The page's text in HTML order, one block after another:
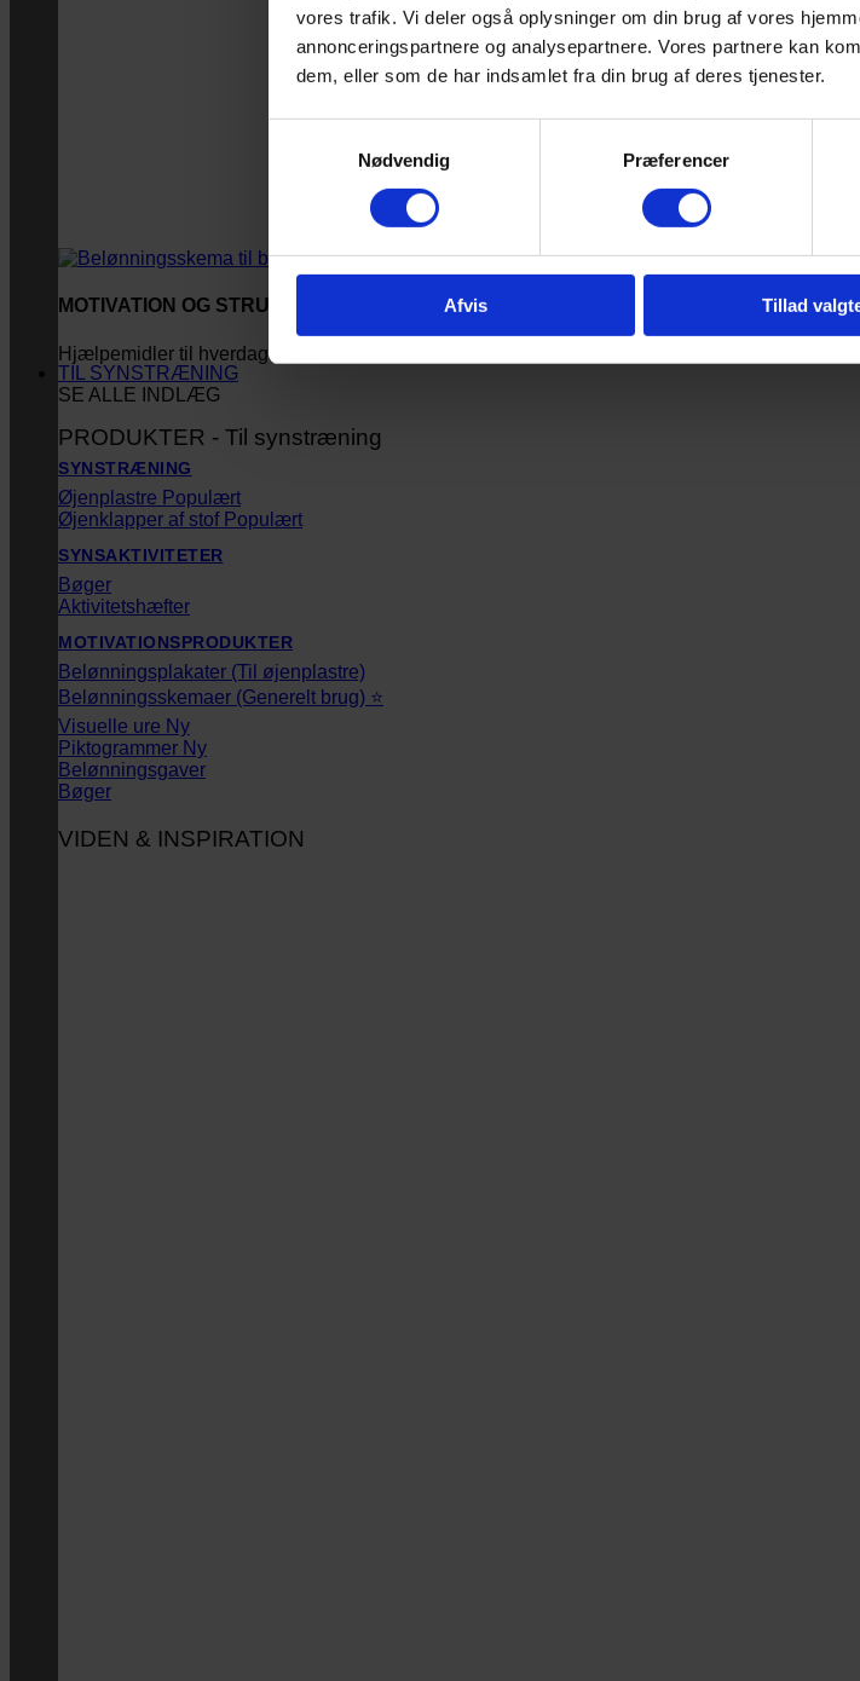
vores trafik. Vi deler også oplysninger om din brug af vores
annonceringspartnere og analysepartnere. Vores partnere kan
dem, eller som de har indsamlet fra din brug af deres tjenester.
Nødvendig
Præferencer
Afvis Tillad
MOTIVATION OG STRUKTUR
Hjælpemidler til hverdagen
SE ALLE INDLÆG
TIL SYNSTRÆNING
PRODUKTER - Til synstræning
SYNSTRÆNING
Øjenplastre
Øjenklapper af stof
SYNSAKTIVITETER
Bøger
Aktivitetshæfter
MOTIVATIONSPRODUKTER
Belønningsplakater (Til øjenplastre)
Belønningsskemaer (Generelt brug) ⭐
Visuelle ure
Piktogrammer
Belønningsgaver
Bøger
VIDEN & INSPIRATION